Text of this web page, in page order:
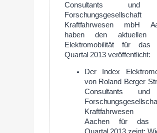
Consultants und
Forschungsgesellschaft
Kraftfahrwesen mbH
haben den aktuellen
Elektromobilität für das
Quartal 2013 veröffentlicht:
Der Index
von Roland Berger
Consultants
Kraftfahrwesen
Aachen für das